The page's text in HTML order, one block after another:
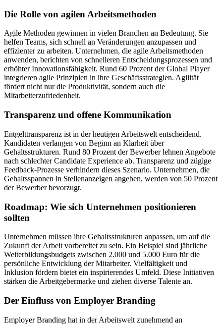
Die Rolle von agilen Arbeitsmethoden
Agile Methoden gewinnen in vielen Branchen an Bedeutung. Sie
helfen Teams, sich schnell an Veränderungen anzupassen und
effizienter zu arbeiten. Unternehmen, die agile Arbeitsmethoden
anwenden, berichten von schnelleren Entscheidungsprozessen und
erhöhter Innovationsfähigkeit. Rund 60 Prozent der Global Player
integrieren agile Prinzipien in ihre Geschäftsstrategien. Agilität
fördert nicht nur die Produktivität, sondern auch die
Mitarbeiterzufriedenheit.
Transparenz und offene Kommunikation
Entgelttransparenz ist in der heutigen Arbeitswelt entscheidend.
Kandidaten verlangen von Beginn an Klarheit über
Gehaltsstrukturen. Rund 80 Prozent der Bewerber lehnen Angebote
nach schlechter Candidate Experience ab. Transparenz und zügige
Feedback-Prozesse verhindern dieses Szenario. Unternehmen, die
Gehaltsspannen in Stellenanzeigen angeben, werden von 50 Prozent
der Bewerber bevorzugt.
Roadmap: Wie sich Unternehmen positionieren
sollten
Unternehmen müssen ihre Gehaltsstrukturen anpassen, um auf die
Zukunft der Arbeit vorbereitet zu sein. Ein Beispiel sind jährliche
Weiterbildungsbudgets zwischen 2.000 und 5.000 Euro für die
persönliche Entwicklung der Mitarbeiter. Vielfältigkeit und
Inklusion fördern bietet ein inspirierendes Umfeld. Diese Initiativen
stärken die Arbeitgebermarke und ziehen diverse Talente an.
Der Einfluss von Employer Branding
Employer Branding hat in der Arbeitswelt zunehmend an